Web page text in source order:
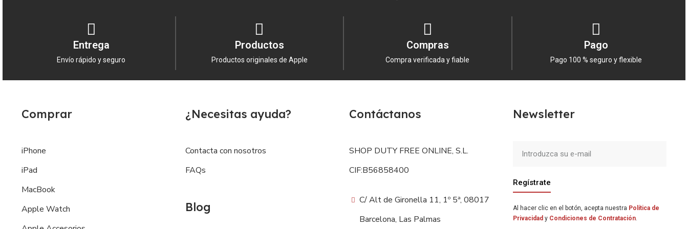
Entrega
Envío rápido y seguro
Productos
Productos originales de Apple
Compras
Compra verificada y fiable
Pago
Pago 100 % seguro y flexible
Comprar
iPhone
iPad
MacBook
Apple Watch
¿Necesitas ayuda?
Contacta con nosotros
FAQs
Blog
Contáctanos
SHOP DUTY FREE ONLINE, S.L.
CIF:B56858400
C/ Alt de Gironella 11, 1º 5ª, 08017
Barcelona, Las Palmas
Newsletter
Regístrate
Al hacer clic en el botón, acepta nuestra Política de
Privacidad y Condiciones de Contratación.